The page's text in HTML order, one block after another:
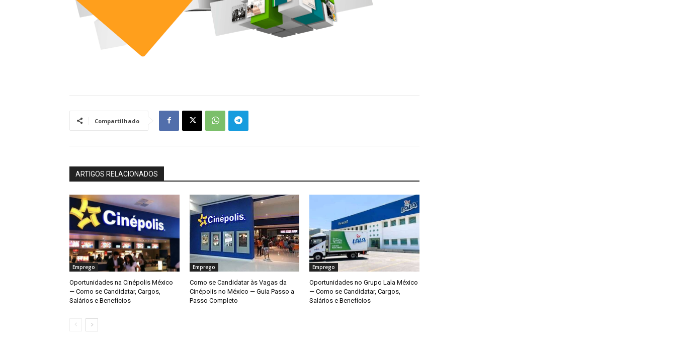
Compartilhado
ARTIGOS RELACIONADOS
Emprego
Oportunidades na Cinépolis México
— Como se Candidatar, Cargos,
Salários e Benefícios
Emprego
Como se Candidatar às Vagas da
Cinépolis no México — Guia Passo a
Passo Completo
Emprego
Oportunidades no Grupo Lala México
— Como se Candidatar, Cargos,
Salários e Benefícios